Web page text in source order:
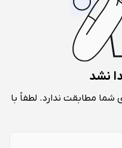
نشد
مطابقت ندارد. لطفاً با